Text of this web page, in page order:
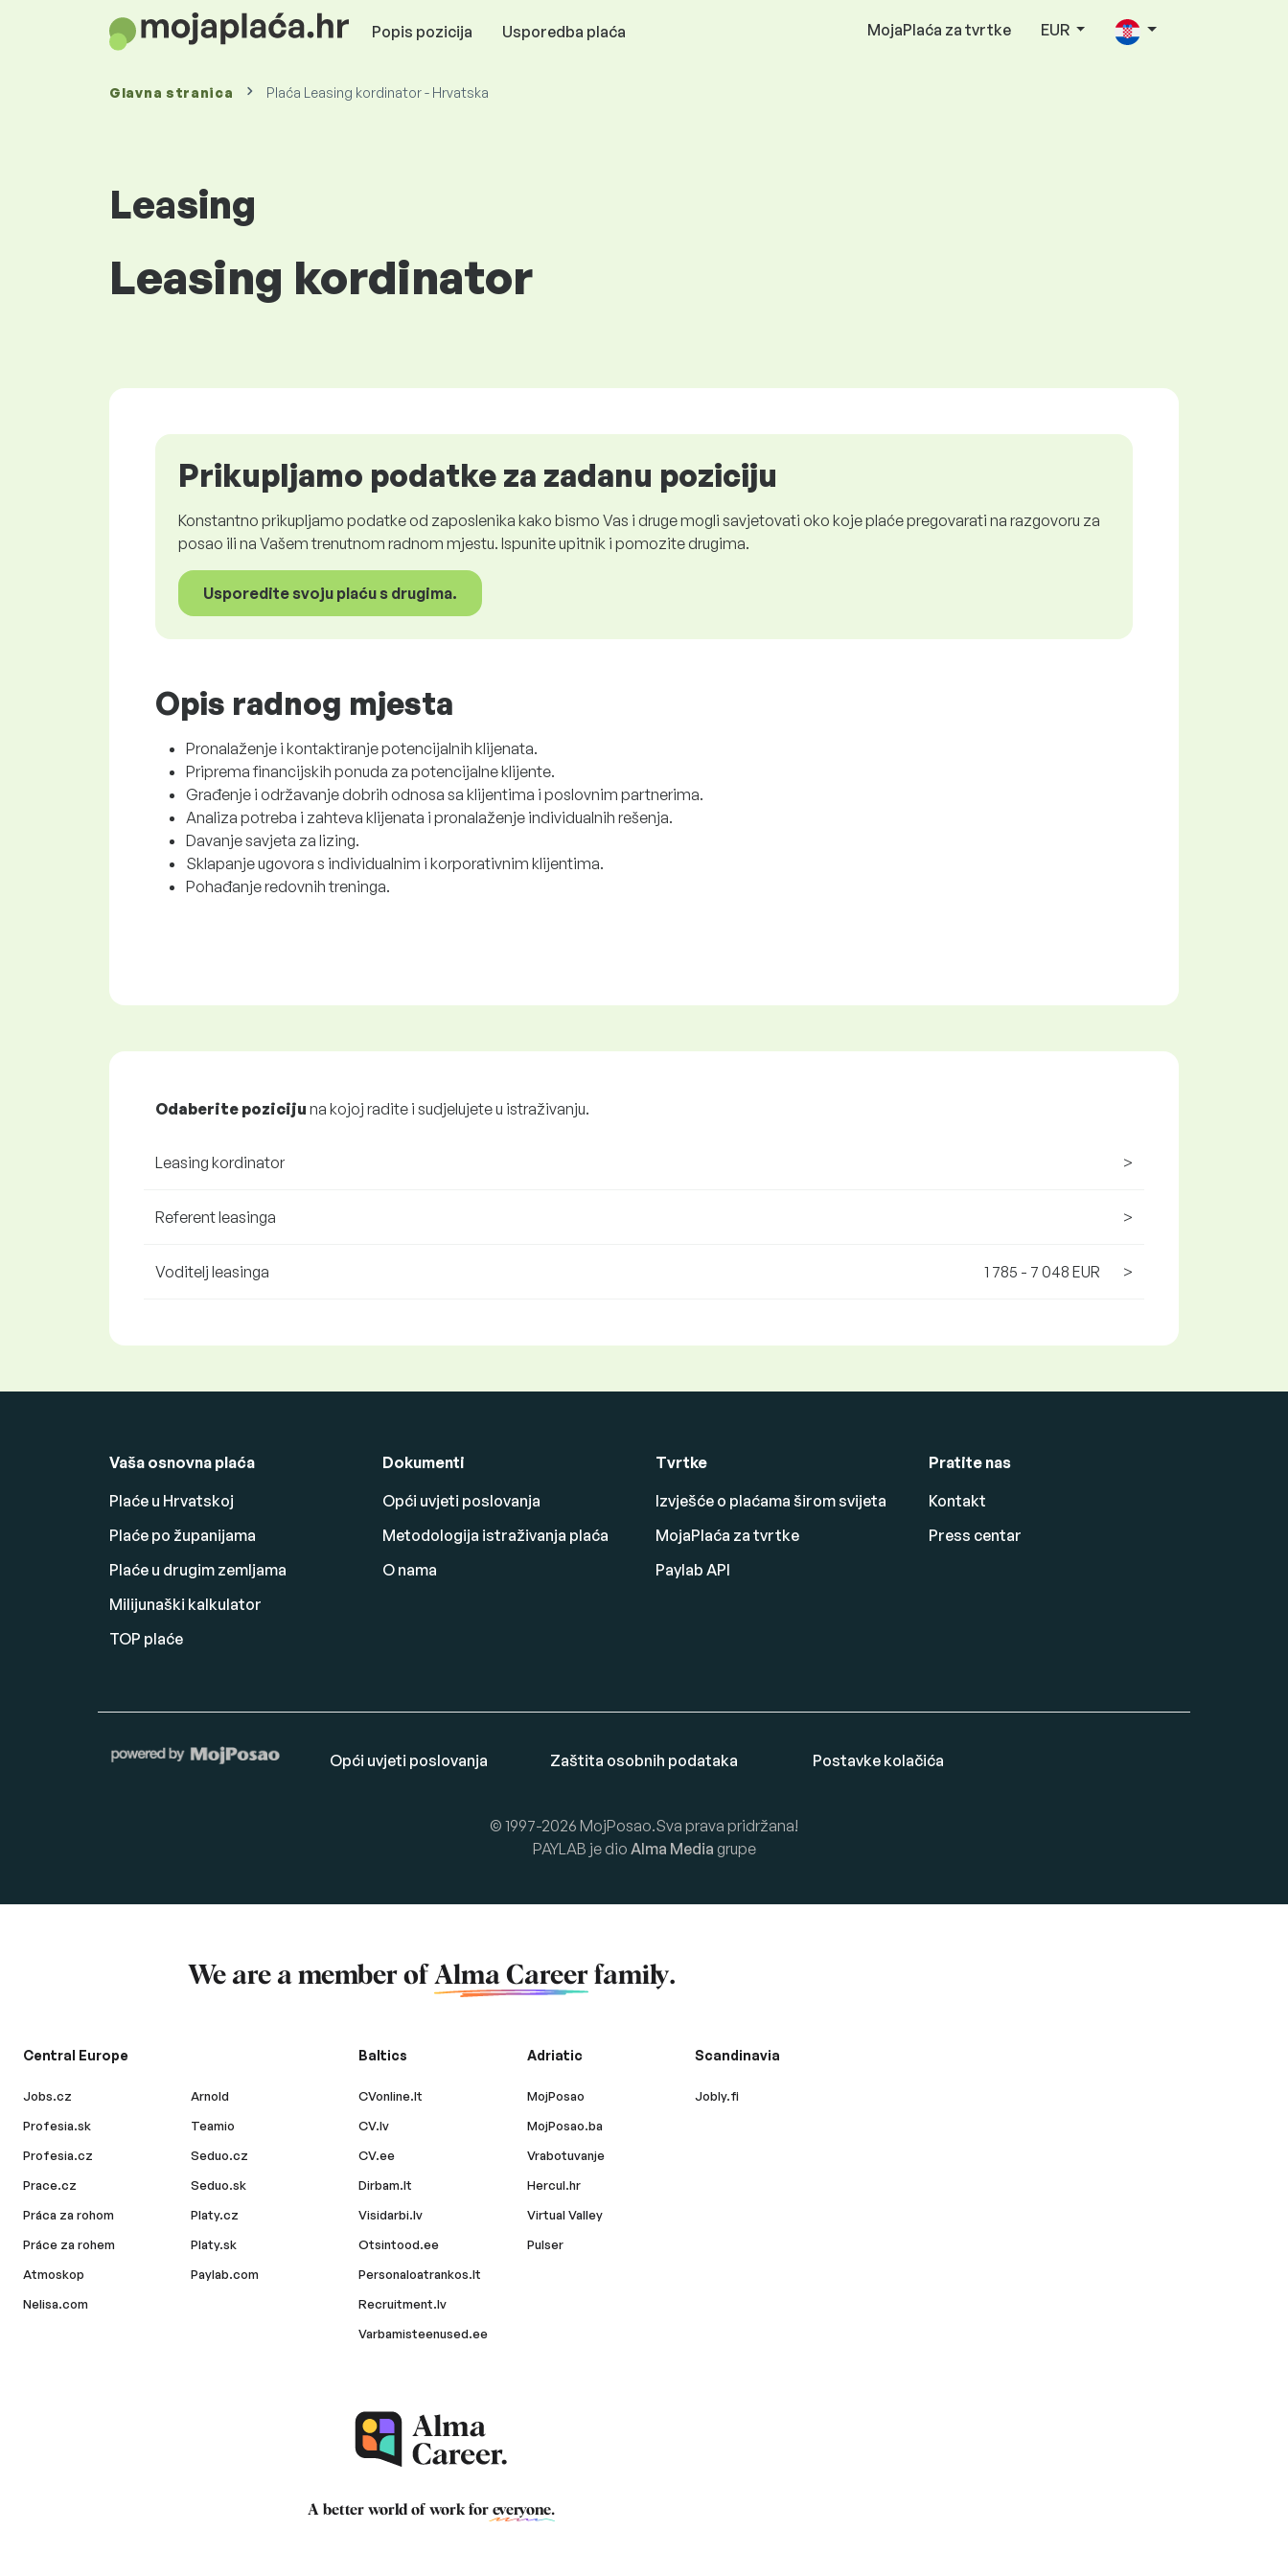
Popis pozicija Usporedba plaća MojaPlaća za tvrtke EUR
Glavna stranica Plaća Leasing kordinator - Hrvatska
Leasing
Leasing kordinator
Prikupljamo podatke za zadanu poziciju
Konstantno prikupljamo podatke od zaposlenika kako bismo Vas i druge mogli savjetovati oko koje plaće pregovarati na razgovoru za
posao ili na Vašem trenutnom radnom mjestu. Ispunite upitnik i pomozite drugima.
Usporedite svoju plaću s drugima.
Opis radnog mjesta
Pronalaženje i kontaktiranje potencijalnih klijenata.
Priprema financijskih ponuda za potencijalne klijente.
Građenje i održavanje dobrih odnosa sa klijentima i poslovnim partnerima.
Analiza potreba i zahteva klijenata i pronalaženje individualnih rešenja.
Davanje savjeta za lizing.
Sklapanje ugovora s individualnim i korporativnim klijentima.
Pohađanje redovnih treninga.
Odaberite poziciju na kojoj radite i sudjelujete u istraživanju.
Leasing kordinator >
Referent leasinga >
Voditelj leasinga 1 785 - 7 048 EUR >
Vaša osnovna plaća
Plaće u Hrvatskoj
Plaće po županijama
Plaće u drugim zemljama
Milijunaški kalkulator
TOP plaće
Dokumenti
Opći uvjeti poslovanja
Metodologija istraživanja plaća
O nama
Tvrtke
Izvješće o plaćama širom svijeta
MojaPlaća za tvrtke
Paylab API
Pratite nas
Kontakt
Press centar
Opći uvjeti poslovanja Zaštita osobnih podataka Postavke kolačića
© 1997-2026 MojPosao.Sva prava pridržana!
PAYLAB je dio Alma Media grupe
We are a member of Alma Careerfamily.
Central Europe
Jobs.cz
Profesia.sk
Profesia.cz
Prace.cz
Práca za rohom
Práce za rohem
Atmoskop
Nelisa.com
Arnold
Teamio
Seduo.cz
Seduo.sk
Platy.cz
Platy.sk
Paylab.com
Baltics
CVonline.lt
CV.lv
CV.ee
Dirbam.lt
Visidarbi.lv
Otsintood.ee
Personaloatrankos.lt
Recruitment.lv
Varbamisteenused.ee
Adriatic
MojPosao
MojPosao.ba
Vrabotuvanje
Hercul.hr
Virtual Valley
Pulser
Scandinavia
Jobly.fi
A better world of work for everyone.